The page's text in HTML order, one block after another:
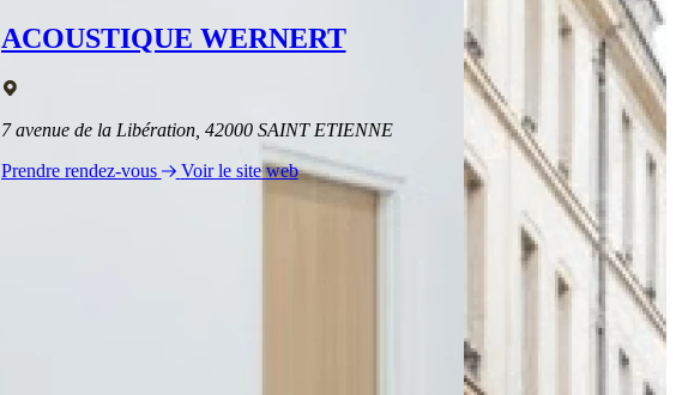
ACOUSTIQUE WERNERT
7 avenue de la Libération, 42000 SAINT ETIENNE
Prendre rendez-vous
Voir le site web